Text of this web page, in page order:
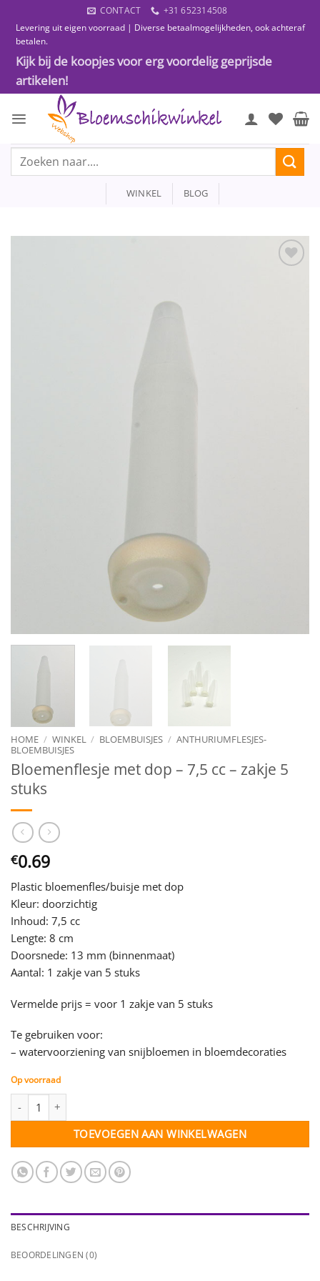
naar
inhoud
CONTACT
+31 652314508
Levering uit eigen voorraad | Diverse betaalmogelijkheden, ook achteraf
betalen.
Kijk bij de koopjes voor erg voordelig geprijsde
artikelen!
Zoeken
WINKEL BLOG
HOME / WINKEL / BLOEMBUISJES / ANTHURIUMFLESJES-
BLOEMBUISJES
Bloemenflesje met dop – 7,5 cc – zakje 5
stuks
€0.69
Plastic bloemenfles/buisje met dop
Kleur: doorzichtig
Inhoud: 7,5 cc
Lengte: 8 cm
Doorsnede: 13 mm (binnenmaat)
Aantal: 1 zakje van 5 stuks
Vermelde prijs = voor 1 zakje van 5 stuks
Te gebruiken voor:
– watervoorziening van snijbloemen in bloemdecoraties
Op voorraad
TOEVOEGEN AAN WINKELWAGEN
BESCHRIJVING
BEOORDELINGEN (0)